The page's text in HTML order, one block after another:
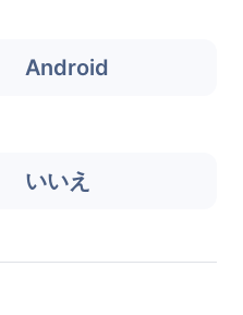
Android
いいえ